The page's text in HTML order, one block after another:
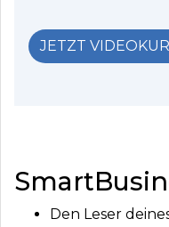
JETZT
Den Leser